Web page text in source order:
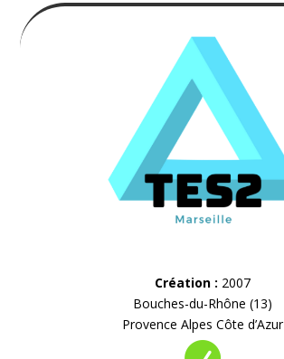
Création : 2007
Bouches-du-Rhône (13)
Provence Alpes Côte d’Azur